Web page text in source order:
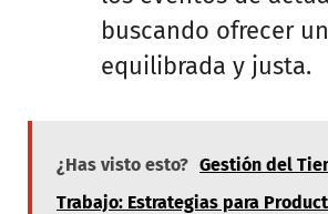
buscando ofrecer
equilibrada y justa.
¿Has visto esto? Gestión del
Trabajo: Estrategias para